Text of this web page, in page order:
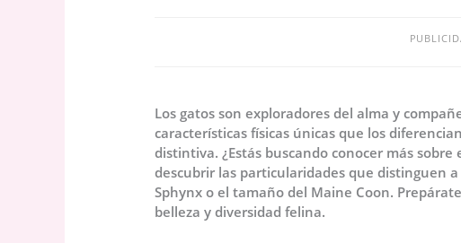
Los gatos son exploradores del alma y
características físicas únicas que los
distintiva. ¿Estás buscando conocer más sobre
descubrir las particularidades que distinguen
Sphynx o el tamaño del Maine Coon.
belleza y diversidad felina.